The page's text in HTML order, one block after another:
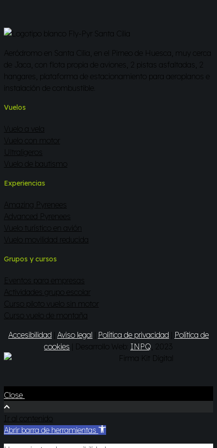
Aeródromo en Santa Cilia, en el Pirneo de Huesca, muy cerca
de Jaca, con flota propia de aviones, 2 pistas asfaltadas, 2
hangares, plataforma de estacionamiento para aeroplanos e
instalación de combustible.
Vuelos
Vuelo a vela
Vuelo con motor
Ultraligeros
Vuelo de bautismo
Experiencias
Amazing Pyrenees
Advanced Pyrenees
Vuelo turístico en avión
Vuelo movilidad reducida
Grupos y cursos
Eventos para empresas
Actividades grupo escolar
Curso piloto vuelo sin motor
Curso vuelo de montaña
Accesibilidad | Aviso legal | Política de privacidad | Política de
cookies | Desarrollo Web: INPQ , 2023
Close
Ir al contenido
Abrir barra de herramientas